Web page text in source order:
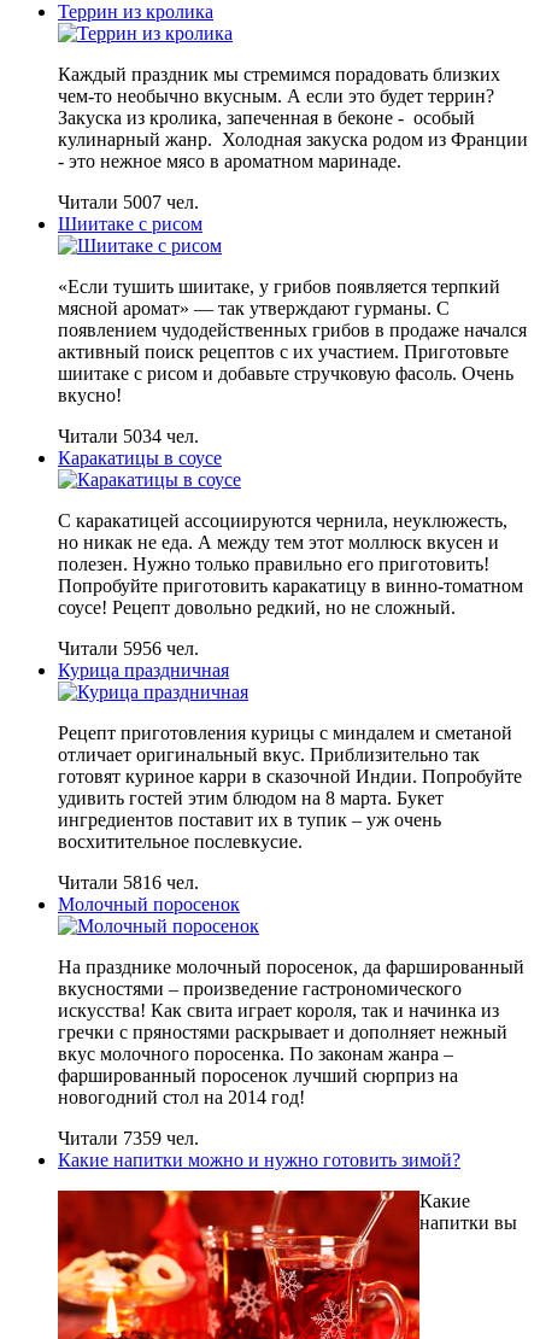
Террин из кролика
Каждый праздник мы стремимся порадовать близких
чем-то необычно вкусным. А если это будет террин?
Закуска из кролика, запеченная в беконе - особый
кулинарный жанр. Холодная закуска родом из Франции
- это нежное мясо в ароматном маринаде.
Читали 5007 чел.
Шиитаке с рисом
«Если тушить шиитаке, у грибов появляется терпкий
мясной аромат» — так утверждают гурманы. С
появлением чудодейственных грибов в продаже начался
активный поиск рецептов с их участием. Приготовьте
шиитаке с рисом и добавьте стручковую фасоль. Очень
вкусно!
Читали 5034 чел.
Каракатицы в соусе
С каракатицей ассоциируются чернила, неуклюжесть,
но никак не еда. А между тем этот моллюск вкусен и
полезен. Нужно только правильно его приготовить!
Попробуйте приготовить каракатицу в винно-томатном
соусе! Рецепт довольно редкий, но не сложный.
Читали 5956 чел.
Курица праздничная
Рецепт приготовления курицы с миндалем и сметаной
отличает оригинальный вкус. Приблизительно так
готовят куриное карри в сказочной Индии. Попробуйте
удивить гостей этим блюдом на 8 марта. Букет
ингредиентов поставит их в тупик – уж очень
восхитительное послевкусие.
Читали 5816 чел.
Молочный поросенок
На празднике молочный поросенок, да фаршированный
вкусностями – произведение гастрономического
искусства! Как свита играет короля, так и начинка из
гречки с пряностями раскрывает и дополняет нежный
вкус молочного поросенка. По законам жанра –
фаршированный поросенок лучший сюрприз на
новогодний стол на 2014 год!
Читали 7359 чел.
Какие напитки можно и нужно готовить зимой?
Какие
напитки вы